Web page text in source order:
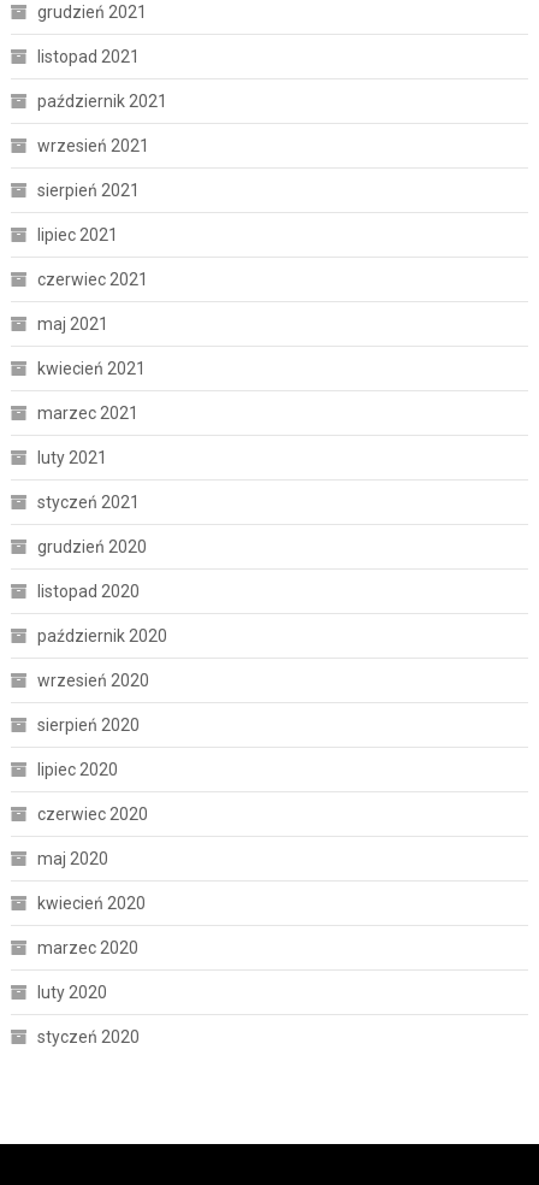
grudzień 2021
listopad 2021
październik 2021
wrzesień 2021
sierpień 2021
lipiec 2021
czerwiec 2021
maj 2021
kwiecień 2021
marzec 2021
luty 2021
styczeń 2021
grudzień 2020
listopad 2020
październik 2020
wrzesień 2020
sierpień 2020
lipiec 2020
czerwiec 2020
maj 2020
kwiecień 2020
marzec 2020
luty 2020
styczeń 2020